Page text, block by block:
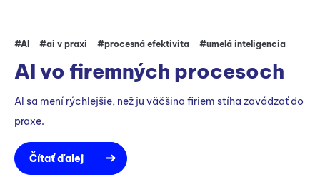
#AI #ai v praxi #procesná efektivita #umelá inteligencia
AI vo firemných procesoch
AI sa mení rýchlejšie, než ju väčšina firiem stíha zavádzať do
praxe.
Čítať ďalej